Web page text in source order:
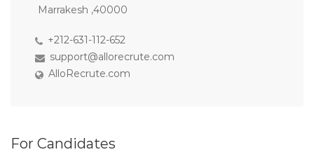
Marrakesh ,40000
+212-631-112-652
support@allorecrute.com
AlloRecrute.com
For Candidates